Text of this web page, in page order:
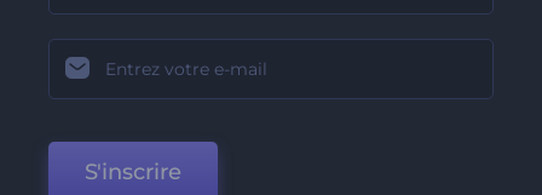
S'inscrire